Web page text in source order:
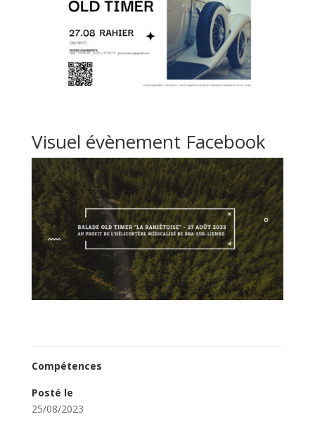
Visuel évènement Facebook
Compétences
Posté le
25/08/2023